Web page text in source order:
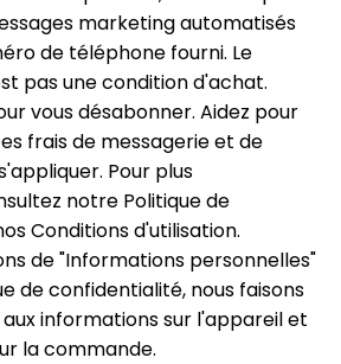
marketing automatisés
de téléphone fourni. Le
pas une condition d'achat.
vous désabonner. Aidez pour
frais de messagerie et de
Pour plus
notre Politique de
Conditions d'utilisation.
de "Informations personnelles"
de confidentialité, nous faisons
informations sur l'appareil et
la commande.